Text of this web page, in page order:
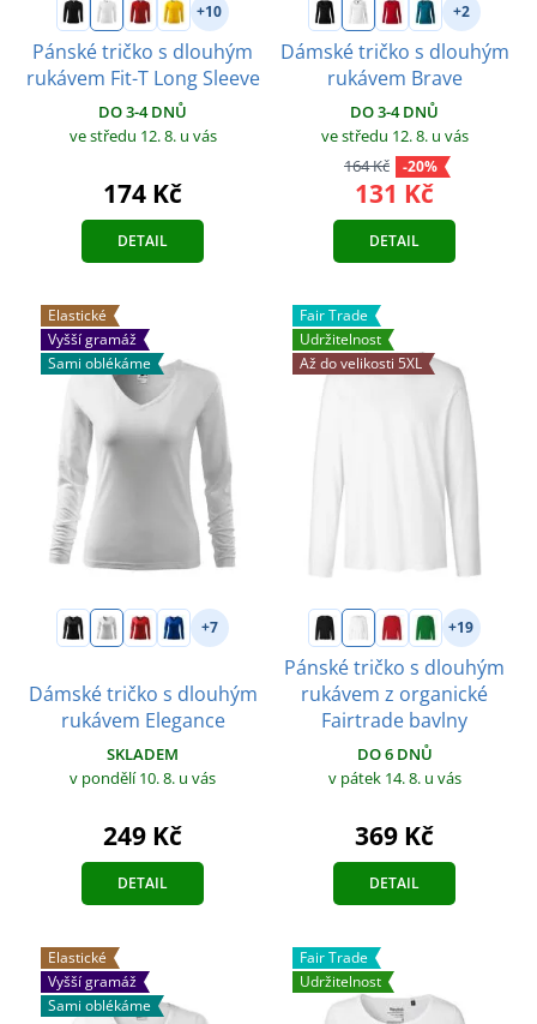
+10
Pánské tričko s dlouhým
rukávem Fit-T Long Sleeve
DO 3-4 DNŮ
ve středu 12. 8. u vás
174 Kč
DETAIL
+2
Dámské tričko s dlouhým
rukávem Brave
DO 3-4 DNŮ
ve středu 12. 8. u vás
164 Kč
-20%
131 Kč
DETAIL
Elastické
Vyšší gramáž
Sami oblékáme
+7
Dámské tričko s dlouhým
rukávem Elegance
SKLADEM
v pondělí 10. 8. u vás
249 Kč
DETAIL
Fair Trade
Udržitelnost
Až do velikosti 5XL
+19
Pánské tričko s dlouhým
rukávem z organické
Fairtrade bavlny
DO 6 DNŮ
v pátek 14. 8. u vás
369 Kč
DETAIL
Elastické
Vyšší gramáž
Sami oblékáme
Fair Trade
Udržitelnost